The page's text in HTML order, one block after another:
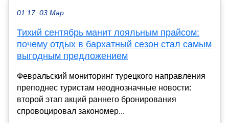
01:17, 03 Мар
Тихий сентябрь манит лояльным прайсом:
почему отдых в бархатный сезон стал самым
выгодным предложением
Февральский мониторинг турецкого направления
преподнес туристам неоднозначные новости:
второй этап акций раннего бронирования
спровоцировал закономер...